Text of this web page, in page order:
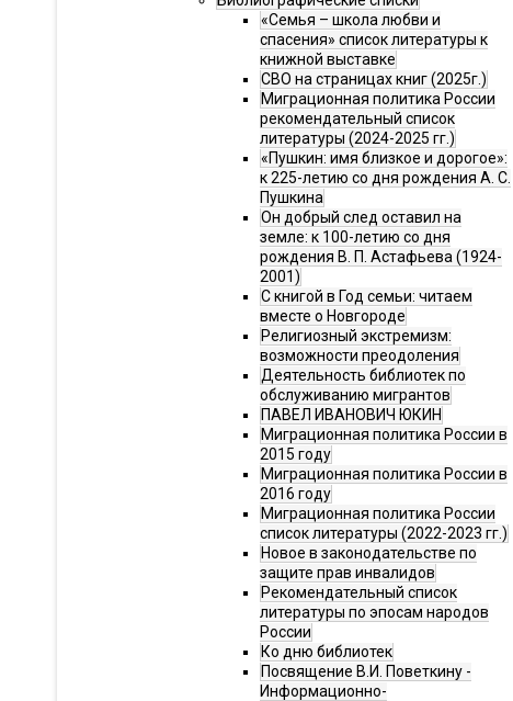
«Семья – школа любви и
спасения» список литературы к
книжной выставке
СВО на страницах книг (2025г.)
Миграционная политика России
рекомендательный список
литературы (2024-2025 гг.)
«Пушкин: имя близкое и дорогое»:
к 225-летию со дня рождения А. С.
Пушкина
Он добрый след оставил на
земле: к 100-летию со дня
рождения В. П. Астафьева (1924-
2001)
С книгой в Год семьи: читаем
вместе о Новгороде
Религиозный экстремизм:
возможности преодоления
Деятельность библиотек по
обслуживанию мигрантов
ПАВЕЛ ИВАНОВИЧ ЮКИН
Миграционная политика России в
2015 году
Миграционная политика России в
2016 году
Миграционная политика России
список литературы (2022-2023 гг.)
Новое в законодательстве по
защите прав инвалидов
Рекомендательный список
литературы по эпосам народов
России
Ко дню библиотек
Посвящение В.И. Поветкину -
Информационно-